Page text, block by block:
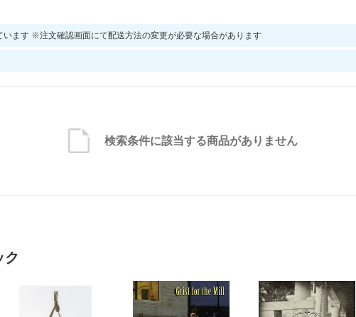
ます ※注文確認画面にて配送方法の変更が必要な場合があります
検索条件に該当する商品がありません
ク